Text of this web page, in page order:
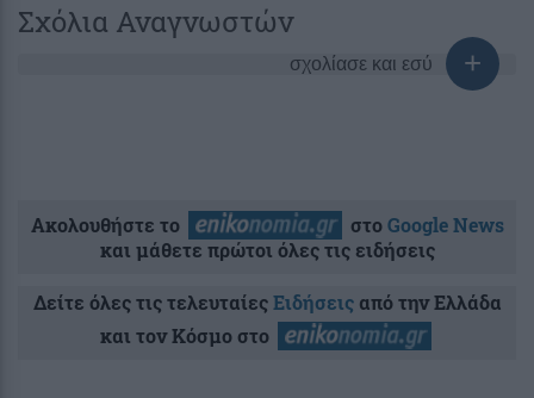
Σχόλια Αναγνωστών
σχολίασε και εσύ
Ακολουθήστε το στοGoogle News
και μάθετε πρώτοι όλες τις ειδήσεις
Δείτε όλες τις τελευταίεςΕιδήσειςαπό την Ελλάδα
και τον Κόσμο στο